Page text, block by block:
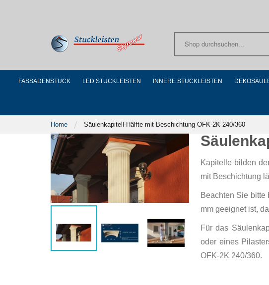
FASSADENSTUCK LED STUCKLEISTEN INNERE STUCKLEISTEN
Home Säulenkapitell-Hälfte mit Beschichtung OFK-2K 240/360
Kapitelle bilden
mit Beschichtung
Beachten Sie bitte
mm geeignet ist,
Für das
oder eines
OFK-2K 240/360.